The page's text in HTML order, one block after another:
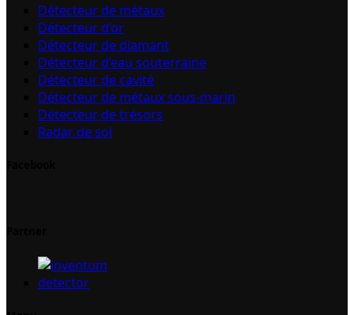
Détecteur de métaux
Détecteur d’or
Détecteur de diamant
Détecteur d’eau souterraine
Détecteur de cavité
Détecteur de métaux sous-marin
Détecteur de trésors
Radar de sol